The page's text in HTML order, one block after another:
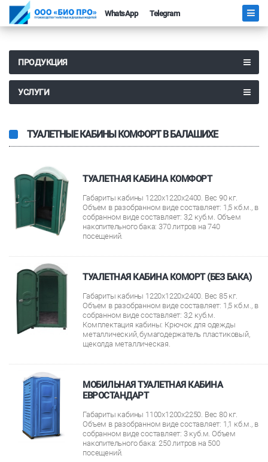
WhatsApp Telegram
ПРОДУКЦИЯ
УСЛУГИ
ТУАЛЕТНЫЕ КАБИНЫ КОМФОРТ В БАЛАШИХЕ
ТУАЛЕТНАЯ КАБИНА КОМФОРТ
Габариты кабины 1220х1220х2400. Вес 90 кг.
Объем в разобранном виде составляет: 1,5 кб.м., в
собранном виде составляет: 3,2 куб.м. Объем
накопительного бака: 370 литров на 740
посещений.
ТУАЛЕТНАЯ КАБИНА КОМОРТ (БЕЗ БАКА)
Габариты кабины 1220х1220х2400. Вес 85 кг.
Объем в разобранном виде составляет: 1,5 кб.м., в
собранном виде составляет: 3,2 куб.м.
Комплектация кабины: Крючок для одежды
металлический, бумагодержатель пластиковый,
щеколда металлическая.
МОБИЛЬНАЯ ТУАЛЕТНАЯ КАБИНА
ЕВРОСТАНДАРТ
Габариты кабины 1100х1200х2250. Вес 80 кг.
Объем в разобранном виде составляет: 1,1 кб.м., в
собранном виде составляет: 3 куб.м. Объем
накопительного бака: 250 литров на 500
посещений.